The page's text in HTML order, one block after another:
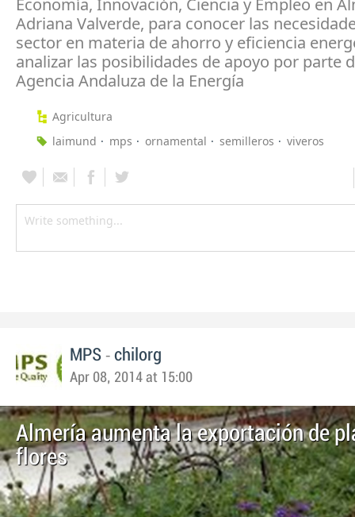
Economía, Innovación, Ciencia y Empleo en
Adriana Valverde, para conocer las
sector en materia de ahorro y eficiencia
analizar las posibilidades de apoyo por parte
Agencia Andaluza de la Energía
Agricultura
laimund
mps ornamental semilleros viveros
MPS - chilorg
Apr 08, 2014 at 15:00
Almería aumenta la exportación de
flores